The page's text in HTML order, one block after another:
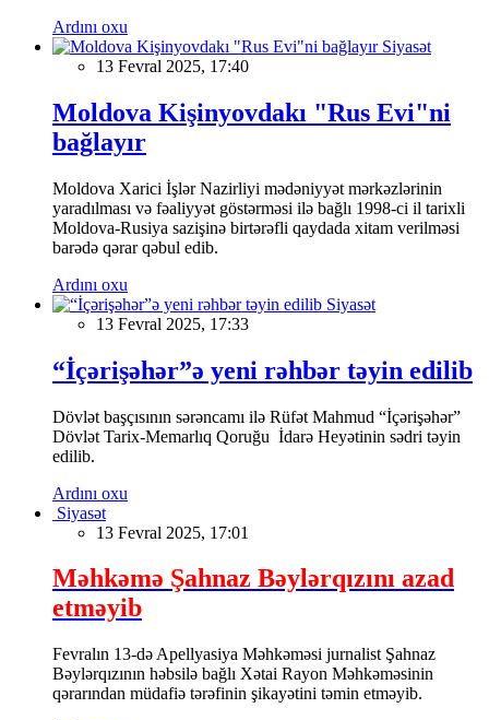
Ardını oxu
Siyasət
13 Fevral 2025, 17:40
Moldova Kişinyovdakı "Rus Evi"ni
bağlayır
Moldova Xarici İşlər Nazirliyi mədəniyyət mərkəzlərinin
yaradılması və fəaliyyət göstərməsi ilə bağlı 1998-ci il tarixli
Moldova-Rusiya sazişinə birtərəfli qaydada xitam verilməsi
barədə qərar qəbul edib.
Ardını oxu
Siyasət
13 Fevral 2025, 17:33
“İçərişəhər”ə yeni rəhbər təyin edilib
Dövlət başçısının sərəncamı ilə Rüfət Mahmud “İçərişəhər”
Dövlət Tarix-Memarlıq Qoruğu İdarə Heyətinin sədri təyin
edilib.
Ardını oxu
Siyasət
13 Fevral 2025, 17:01
Məhkəmə Şahnaz Bəylərqızını azad
etməyib
Fevralın 13-də Apellyasiya Məhkəməsi jurnalist Şahnaz
Bəylərqızının həbsilə bağlı Xətai Rayon Məhkəməsinin
qərarından müdafiə tərəfinin şikayətini təmin etməyib.